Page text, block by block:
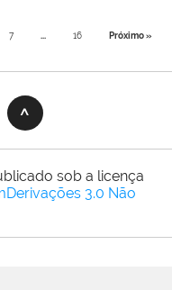
7 ... 16 Próximo »
sob a licença
3.0 Não